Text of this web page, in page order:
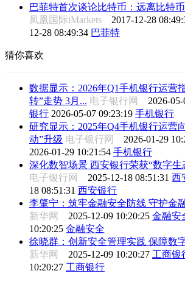
巴菲特首次谈论比特币：远离比特
凤凰国际iMarkets 2017-12-28
12-28 08:49:34 巴菲特
猜你喜欢
数据显示：2026年Q1手机银行运营
转”走势 3月... 电子银行网 2026-
银行 2026-05-07 09:23:19 手机银行
研究显示：2025年Q4手机银行运营
动”升级 电子银行网 2026-01-29
2026-01-29 10:21:54 手机银行
深化数智场景 西安银行荣获“数字生
电子银行网 2025-12-18 08:51:31 西
18 08:51:31 西安银行
李肇宁：筑牢金融安全防线 守护金
新华网 2025-12-09 10:20:25 金融安
10:20:25 金融安全
徐晓群：创新安全管理实践 保障数
新华网 2025-12-09 10:20:27 工商银
10:20:27 工商银行